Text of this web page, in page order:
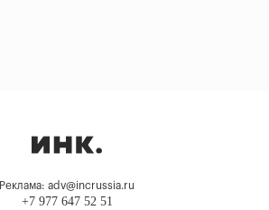
Реклама: adv@incrussia.ru
+7 977 647 52 51